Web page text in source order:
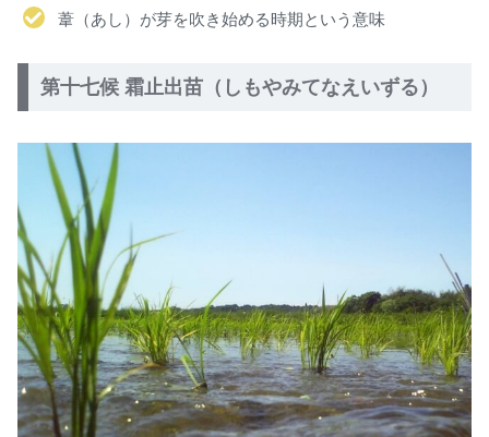
葦（あし）が芽を吹き始める時期という意味
第十七候 霜止出苗（しもやみてなえいずる）